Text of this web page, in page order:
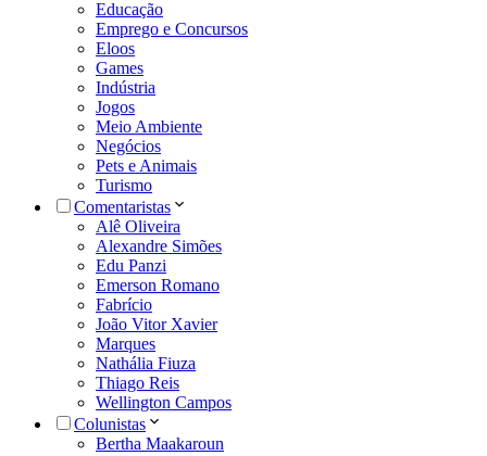
Educação
Emprego e Concursos
Eloos
Games
Indústria
Jogos
Meio Ambiente
Negócios
Pets e Animais
Turismo
Comentaristas
Alê Oliveira
Alexandre Simões
Edu Panzi
Emerson Romano
Fabrício
João Vitor Xavier
Marques
Nathália Fiuza
Thiago Reis
Wellington Campos
Colunistas
Bertha Maakaroun